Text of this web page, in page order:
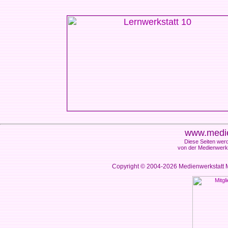
Diese Seiten
von der
Copyright © 2004-2026Medienwerkstatt